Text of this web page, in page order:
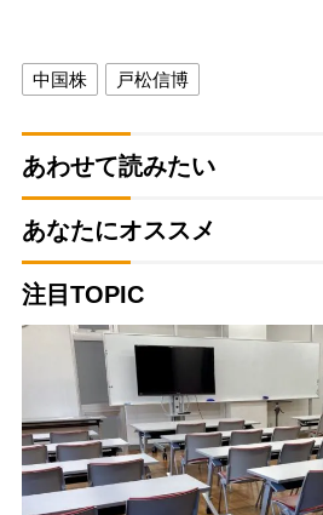
中国株 戸松信博
あわせて読みたい
あなたにオススメ
注目TOPIC